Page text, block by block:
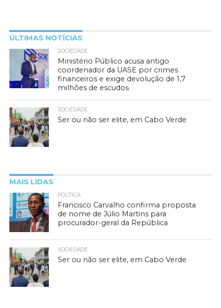
ÚLTIMAS NOTÍCIAS
SOCIEDADE
Ministério Público acusa antigo
coordenador da UASE por crimes
financeiros e exige devolução de 1,7
milhões de escudos
SOCIEDADE
Ser ou não ser elite, em Cabo Verde
MAIS LIDAS
POLÍTICA
Francisco Carvalho confirma proposta
de nome de Júlio Martins para
procurador-geral da República
SOCIEDADE
Ser ou não ser elite, em Cabo Verde